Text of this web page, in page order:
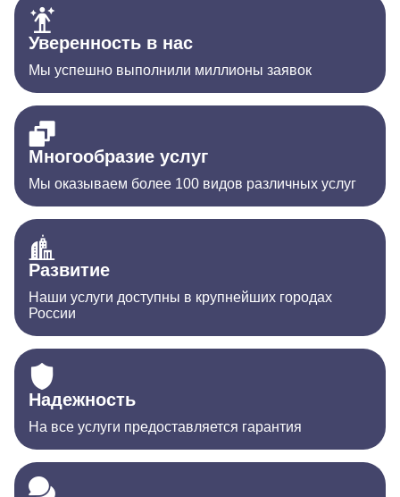
Уверенность в нас
Мы успешно выполнили миллионы заявок
Многообразие услуг
Мы оказываем более 100 видов различных услуг
Развитие
Наши услуги доступны в крупнейших городах
России
Надежность
На все услуги предоставляется гарантия